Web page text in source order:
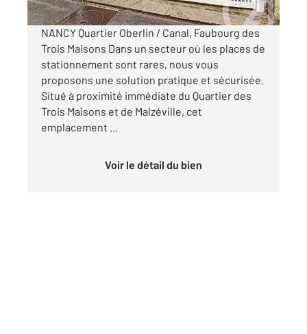
NANCY Quartier Oberlin / Canal, Faubourg des
Trois Maisons Dans un secteur où les places de
stationnement sont rares, nous vous
proposons une solution pratique et sécurisée.
Situé à proximité immédiate du Quartier des
Trois Maisons et de Malzéville, cet
emplacement ...
Voir le détail du bien